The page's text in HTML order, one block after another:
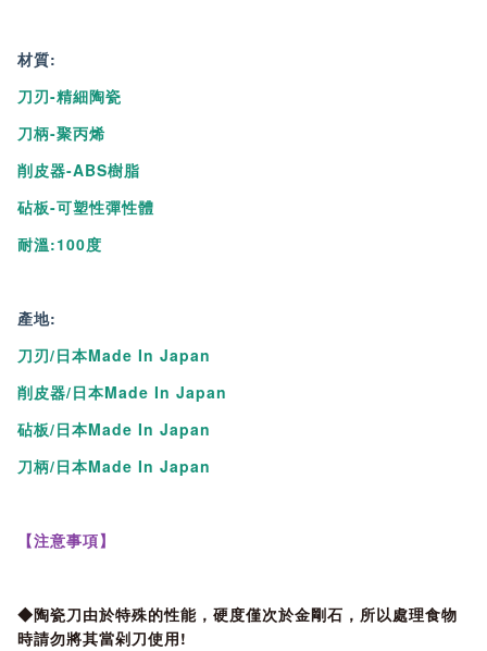
材質:
刀刃-精細陶瓷
刀柄-聚丙烯
削皮器-ABS樹脂
砧板-可塑性彈性體
耐溫:100度
產地:
刀刃/日本Made In Japan
削皮器/日本Made In Japan
砧板/日本Made In Japan
刀柄/日本Made In Japan
【注意事項】
◆陶瓷刀由於特殊的性能，硬度僅次於金剛石，所以處理食物
時請勿將其當剁刀使用!